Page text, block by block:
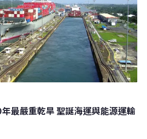
，是個不可或缺的水源。像以前在多
系統時，家戶皆需仰賴水井生活，而
以及印度西北部等地區的民眾，在日
然是地下水。據《CNN》報導，論文
聖塔芭芭拉分校環境學副教授佩羅內
表示：「研究團隊的好奇心讓這項研
著調查百萬個
最嚴重乾旱 聖誕海運與能源運輸